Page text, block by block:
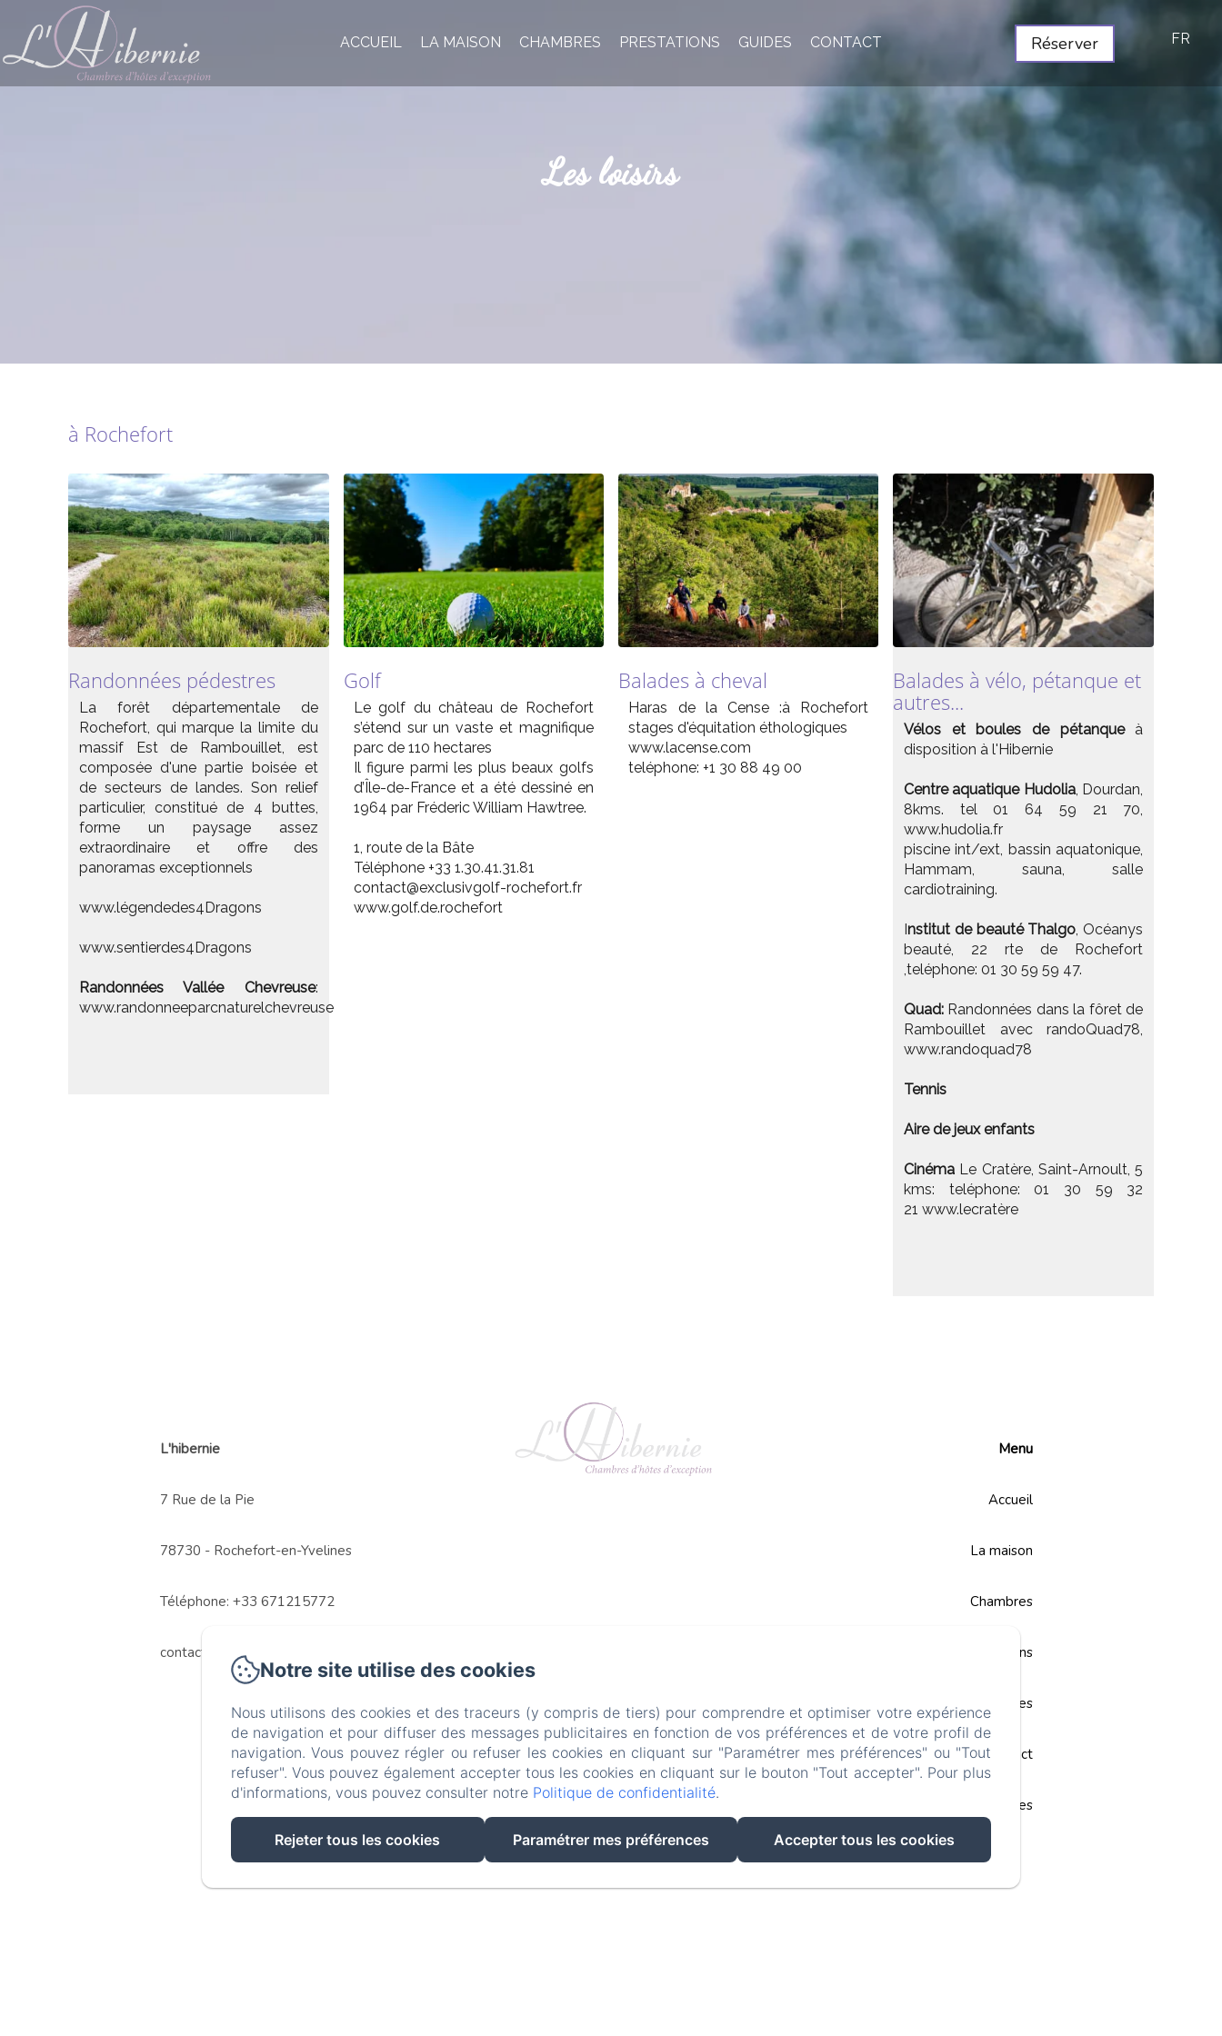
ACCUEIL LA MAISON CHAMBRES PRESTATIONS GUIDES CONTACT Réserver FR
Les loisirs
à Rochefort
Randonnées pédestres
La forêt départementale de
Rochefort, qui marque la limite du
massif Est de Rambouillet, est
composée d'une partie boisée et
de secteurs de landes. Son relief
particulier, constitué de 4 buttes,
forme un paysage assez
extraordinaire et offre des
panoramas exceptionnels
www.légendedes4Dragons
www.sentierdes4Dragons
Randonnées Vallée Chevreuse:
www.randonneeparcnaturelchevreuse
Golf
Le golf du château de Rochefort
s’étend sur un vaste et magnifique
parc de 110 hectares
Il figure parmi les plus beaux golfs
d’Île-de-France et a été dessiné en
1964 par Fréderic William Hawtree.
1, route de la Bâte
Téléphone +33 1.30.41.31.81
contact@exclusivgolf-rochefort.fr
www.golf.de.rochefort
Balades à cheval
Haras de la Cense :à Rochefort
stages d'équitation éthologiques
www.lacense.com
teléphone: +1 30 88 49 00
Balades à vélo, pétanque et
autres...
Vélos et boules de pétanque à
disposition à l'Hibernie
Centre aquatique Hudolia, Dourdan,
8kms. tel 01 64 59 21 70,
www.hudolia.fr
piscine int/ext, bassin aquatonique,
Hammam, sauna, salle
cardiotraining.
Institut de beauté Thalgo, Océanys
beauté, 22 rte de Rochefort
,teléphone: 01 30 59 59 47.
Quad:Randonnées dans la fôret de
Rambouillet avec randoQuad78,
www.randoquad78
Tennis
Aire de jeux enfants
Cinéma Le Cratère, Saint-Arnoult, 5
kms: teléphone: 01 30 59 32
21 www.lecratère
L'hibernie
7 Rue de la Pie
78730 - Rochefort-en-Yvelines
Téléphone: +33 671215772
contact@l-hibernie.fr
EN
FR
Créé par Amenitiz
Menu
Accueil
La maison
Chambres
Prestations
Guides
Contact
Mentions légales
Notre site utilise des cookies
Nous utilisons des cookies et des traceurs (y compris de tiers) pour comprendre et optimiser votre expérience
de navigation et pour diffuser des messages publicitaires en fonction de vos préférences et de votre profil de
navigation. Vous pouvez régler ou refuser les cookies en cliquant sur "Paramétrer mes préférences" ou "Tout
refuser". Vous pouvez également accepter tous les cookies en cliquant sur le bouton "Tout accepter". Pour plus
d'informations, vous pouvez consulter notre Politique de confidentialité.
Rejeter tous les cookies Paramétrer mes préférences Accepter tous les cookies